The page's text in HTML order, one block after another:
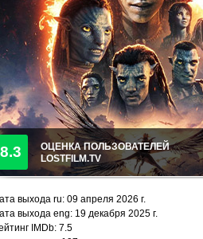
8.3
ОЦЕНКА ПОЛЬЗОВАТЕЛЕЙ
LOSTFILM.TV
выхода ru: 09 апреля 2026 г.
выхода eng: 19 декабря 2025 г.
IMDb: 7.5